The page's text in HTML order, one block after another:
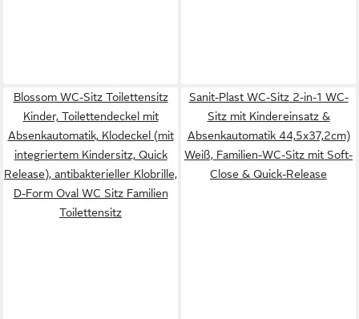
Blossom WC-Sitz Toilettensitz
Kinder, Toilettendeckel mit
Absenkautomatik, Klodeckel (mit
integriertem Kindersitz, Quick
Release), antibakterieller Klobrille,
D-Form Oval WC Sitz Familien
Toilettensitz
Sanit-Plast WC-Sitz 2-in-1 WC-
Sitz mit Kindereinsatz &
Absenkautomatik 44,5x37,2cm)
Weiß, Familien-WC-Sitz mit Soft-
Close & Quick-Release